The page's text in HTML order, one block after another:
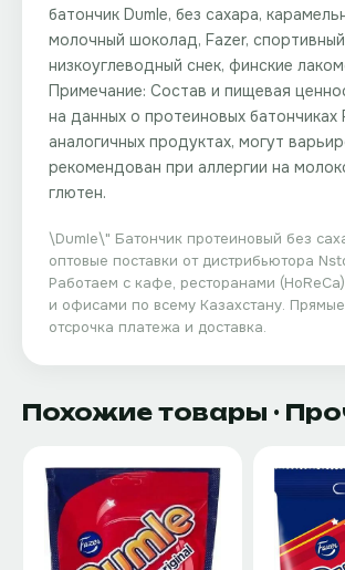
батончик Dumle, без сахара,
молочный шоколад, Fazer,
низкоуглеводный снек, финские
Примечание: Состав и пищевая
на данных о протеиновых батончиках
аналогичных продуктах, могут
рекомендован при аллергии на
глютен.
\Dumle\" Батончик протеиновый без
оптовые поставки от дистрибьютора
Работаем с кафе, ресторанами
и офисами по всему Казахстану.
отсрочка платежа и доставка.
Похожие товары ·